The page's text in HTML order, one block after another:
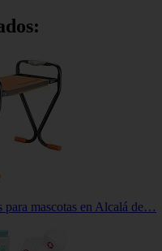
para mascotas en Alcalá de…